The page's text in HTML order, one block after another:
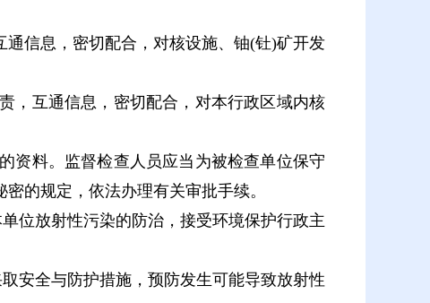
信息，密切配合，对核设施、铀(钍)矿开发
，互通信息，密切配合，对本行政区域内核
资料。监督检查人员应当为被检查单位保守
的规定，依法办理有关审批手续。
位放射性污染的防治，接受环境保护行政主
安全与防护措施，预防发生可能导致放射性